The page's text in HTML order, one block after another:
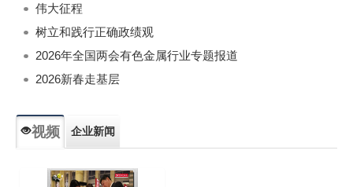
伟大征程
树立和践行正确政绩观
2026年全国两会有色金属行业专题报道
2026新春走基层
视频 企业新闻